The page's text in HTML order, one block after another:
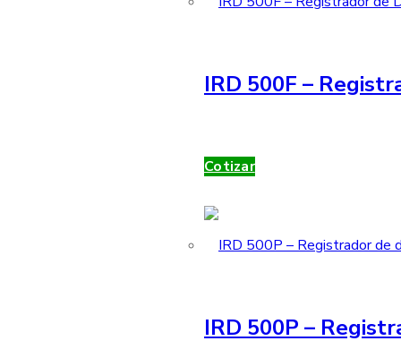
IRD 500F –
Cotizar
IRD 500P –